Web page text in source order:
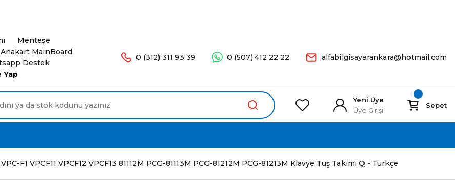
Menteşe
Anakart MainBoard
Destek
Yap
0 (312) 311 93 39 0 (507) 412 22 22 alfabilgisayarankara@hotmail.com
Yeni Üye
Üye Girişi
Sepet
F1 VPCF11 VPCF12 VPCF13 81112M PCG-81113M PCG-81212M PCG-81213M Klavye Tuş Takımı Q - Türkçe